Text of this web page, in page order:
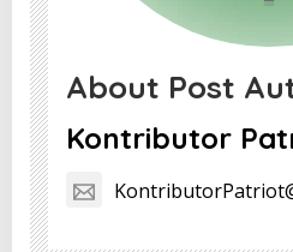
About Post
Kontributor